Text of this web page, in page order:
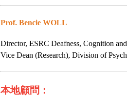
Prof. Bencie WOLL
Director, ESRC Deafness, Cognition
Vice Dean (Research), Division of
本地顧問：